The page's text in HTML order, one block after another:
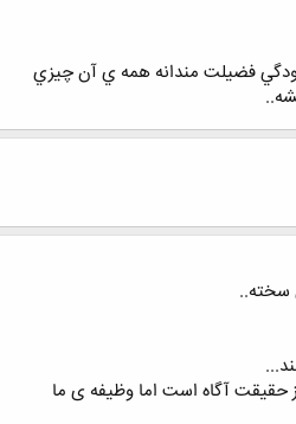
فضيلت مندانه همه ي آن چيزي
حقیقت آگاه است اما وظیفه ی ما